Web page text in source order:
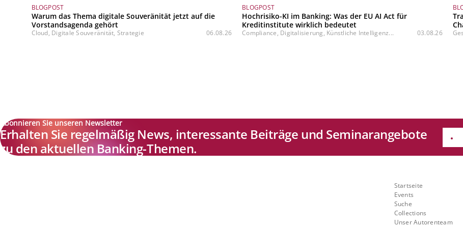
BLOGPOST
Warum das Thema digitale Souveränität jetzt auf die
Vorstandsagenda gehört
Cloud, Digitale Souveränität, Strategie 06.08.26
BLOGPOST
Hochrisiko-KI im Banking: Was der EU AI Act für
Kreditinstitute wirklich bedeutet
Compliance, Digitalisierung, Künstliche Intelligenz... 03.08.26
Abonnieren Sie unseren Newsletter
Erhalten Sie regelmäßig News, interessante Beiträge und Seminarangebote
zu den aktuellen Banking-Themen.
Startseite
Events
Suche
Collections
Unser Autorenteam